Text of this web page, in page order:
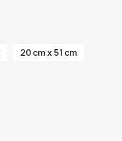
20 cm x 51 cm